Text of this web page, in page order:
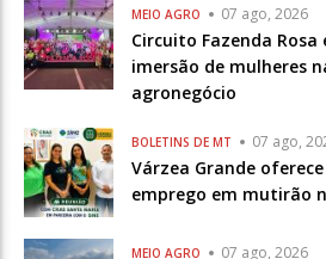
MEIO AGRO 07 ago, 2026
Circuito Fazenda
imersão de mulheres
agronegócio
BOLETINS DE MT 07 ago,
Várzea Grande
emprego em mutirão
MEIO AGRO 07 ago, 2026